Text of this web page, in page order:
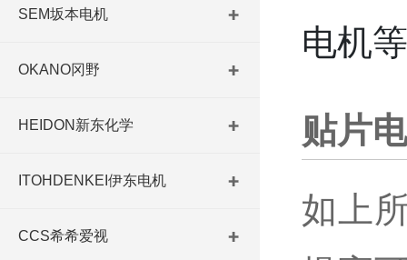
电机
贴片
如上
SEM坂本电机
OKANO冈野
HEIDON新东化学
ITOHDENKEI伊东电机
CCS希希爱视